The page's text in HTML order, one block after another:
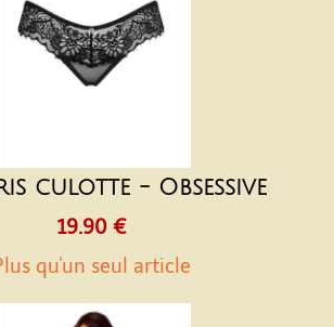
culotte - Obsessive
19.90 €
qu'un seul article